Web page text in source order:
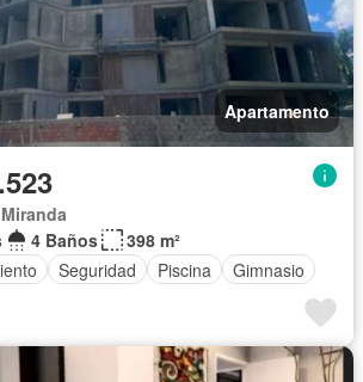
Apartamento
4 Baños
398 m²
Seguridad Piscina Gimnasio